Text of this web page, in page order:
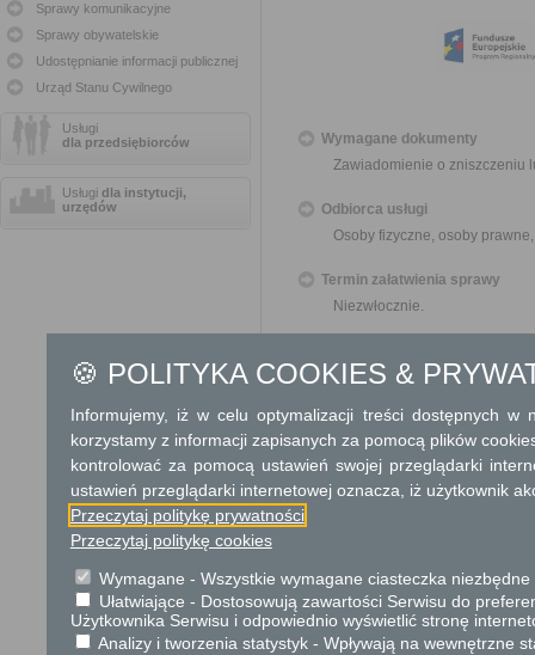
Sprawy komunikacyjne
Sprawy obywatelskie
Udostępnianie informacji publicznej
Urząd Stanu Cywilnego
Usługi
dla przedsiębiorców
Usługi dla instytucji,
urzędów
Wymagane dokumenty
Zawiadomienie o zniszczeniu
Odbiorca usługi
Osoby fizyczne, osoby
Termin załatwienia sprawy
Niezwłocznie.
Opłata
Brak opłat
Skargi i wnioski
Nie dotyczy
🍪 POLITYKA COOKIES &
Informujemy, iż w celu optymalizacji treści dostępnych w
korzystamy z informacji zapisanych za pomocą plików
kontrolować za pomocą ustawień swojej przeglądarki
ustawień przeglądarki internetowej oznacza, iż użytkownik
Przeczytaj politykę prywatności
Przeczytaj politykę cookies
Wymagane - Wszystkie wymagane ciasteczka
Ułatwiające - Dostosowują zawartości Serwisu do
Użytkownika Serwisu i odpowiednio wyświetlić stronę
Analizy i tworzenia statystyk - Wpływają na wewnętrzne